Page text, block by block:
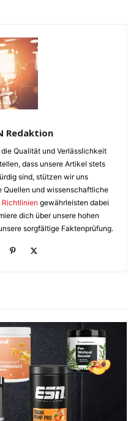
Redaktion
Qualität und Verlässlichkeit
dass unsere Artikel stets
sind, stützen wir uns
Quellen und wissenschaftliche
gewährleisten dabei
dich über unsere hohen
sorgfältige Faktenprüfung.